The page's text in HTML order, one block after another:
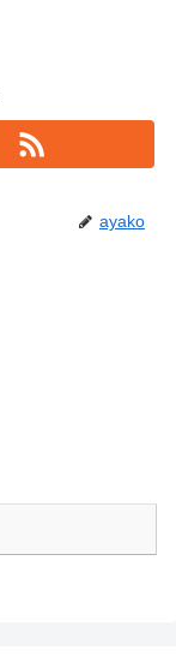
ayako